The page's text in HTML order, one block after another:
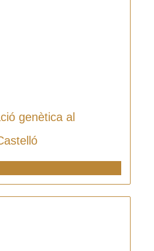
genètica al